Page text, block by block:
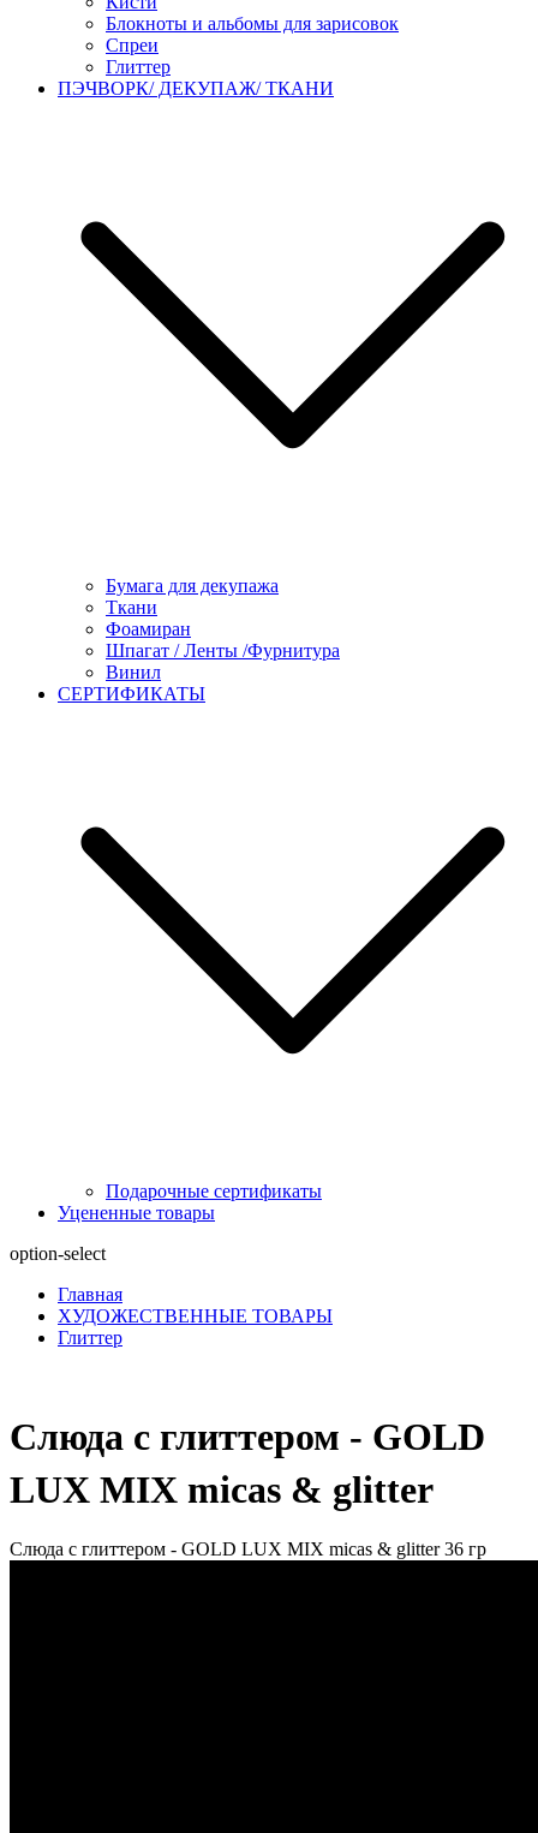
Блокноты и альбомы для зарисовок
Спреи
Глиттер
ПЭЧВОРК/ ДЕКУПАЖ/ ТКАНИ
Бумага для декупажа
Ткани
Фоамиран
Шпагат / Ленты /Фурнитура
Винил
СЕРТИФИКАТЫ
Подарочные сертификаты
Уцененные товары
option-select
Главная
ХУДОЖЕСТВЕННЫЕ ТОВАРЫ
Глиттер
Слюда с глиттером - GOLD
LUX MIX micas & glitter
Слюда с глиттером - GOLD LUX MIX micas & glitter 36 гр